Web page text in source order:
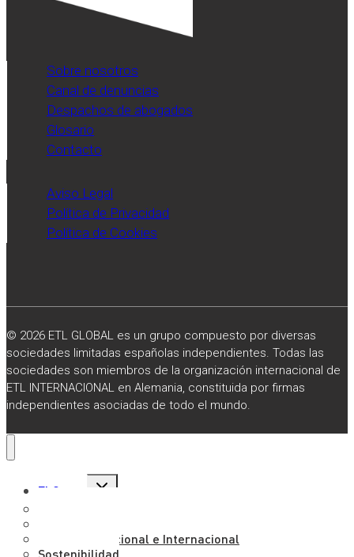
Sobre nosotros
Canal de denuncias
Despachos de abogados
Glosario
Contacto
Aviso Legal
Política de Privacidad
Política de Cookies
© 2026 ETL GLOBAL es un grupo compuesto por diversas
sociedades limitadas españolas independientes. Todas las
sociedades son miembros de la organización internacional de
ETL INTERNACIONAL en Alemania, constituida por firmas
independientes asociadas de todo el mundo.
El Grupo
Alternar
Presencia Nacional e Internacional
Sostenibilidad